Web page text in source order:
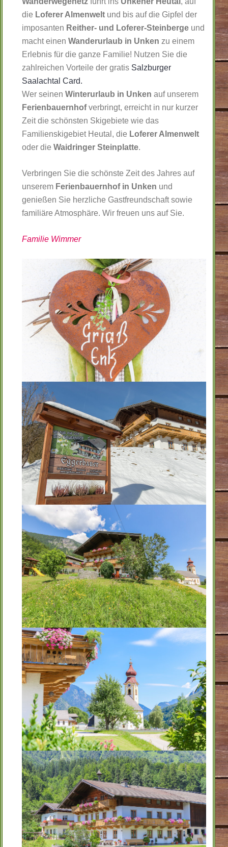
die Loferer Almenwelt und bis auf die Gipfel der
imposanten Reither- und Loferer-Steinberge und
macht einen Wanderurlaub in Unken zu einem
Erlebnis für die ganze Familie! Nutzen Sie die
zahlreichen Vorteile der gratis Salzburger
Saalachtal Card.
Wer seinen Winterurlaub in Unken auf unserem
Ferienbauernhofverbringt, erreicht in nur kurzer
Zeit die schönsten Skigebiete wie das
Familienskigebiet Heutal, die Loferer Almenwelt
oder die Waidringer Steinplatte.
Verbringen Sie die schönste Zeit des Jahres auf
unserem Ferienbauernhof in Unken und
genießen Sie herzliche Gastfreundschaft sowie
familiäre Atmosphäre. Wir freuen uns auf Sie.
Familie Wimmer